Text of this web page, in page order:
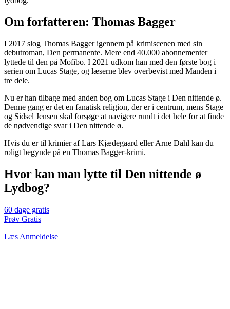
Om forfatteren: Thomas Bagger
I 2017 slog Thomas Bagger igennem på krimiscenen med sin
debutroman, Den permanente. Mere end 40.000 abonnementer
lyttede til den på Mofibo. I 2021 udkom han med den første bog i
serien om Lucas Stage, og læserne blev overbevist med Manden i
tre dele.
Nu er han tilbage med anden bog om Lucas Stage i Den nittende ø.
Denne gang er det en fanatisk religion, der er i centrum, mens Stage
og Sidsel Jensen skal forsøge at navigere rundt i det hele for at finde
de nødvendige svar i Den nittende ø.
Hvis du er til krimier af Lars Kjædegaard eller Arne Dahl kan du
roligt begynde på en Thomas Bagger-krimi.
Hvor kan man lytte til Den nittende ø
Lydbog?
60 dage gratis
Prøv Gratis
Læs Anmeldelse